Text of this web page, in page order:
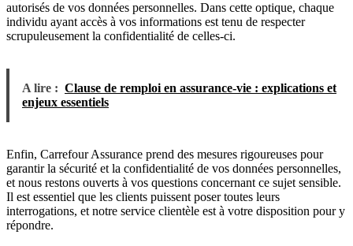
autorisés de vos données personnelles. Dans cette optique, chaque
individu ayant accès à vos informations est tenu de respecter
scrupuleusement la confidentialité de celles-ci.
A lire : Clause de remploi en assurance-vie : explications et
enjeux essentiels
Enfin, Carrefour Assurance prend des mesures rigoureuses pour
garantir la sécurité et la confidentialité de vos données personnelles,
et nous restons ouverts à vos questions concernant ce sujet sensible.
Il est essentiel que les clients puissent poser toutes leurs
interrogations, et notre service clientèle est à votre disposition pour y
répondre.